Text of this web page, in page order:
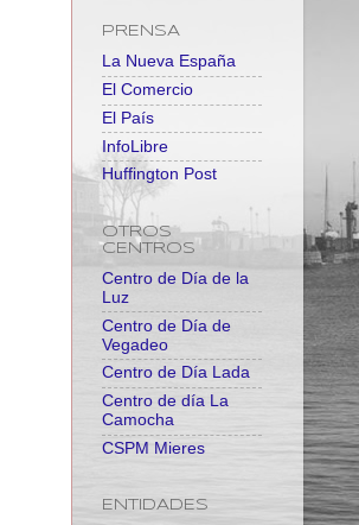
PRENSA
La Nueva España
El Comercio
El País
InfoLibre
Huffington Post
OTROS
CENTROS
Centro de Día de la
Luz
Centro de Día de
Vegadeo
Centro de Día Lada
Centro de día La
Camocha
CSPM Mieres
ENTIDADES